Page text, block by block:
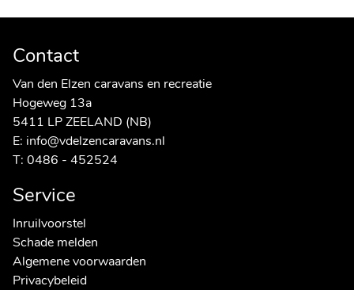
Contact
Van den Elzen caravans en recreatie
Hogeweg 13a
5411 LP ZEELAND (NB)
E: info@vdelzencaravans.nl
T: 0486 - 452524
Service
Inruilvoorstel
Schade melden
Algemene voorwaarden
Privacybeleid